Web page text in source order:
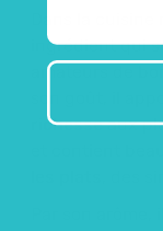
Dans la
ingrédient qui
amateurs de
son goût, il
richesseaux